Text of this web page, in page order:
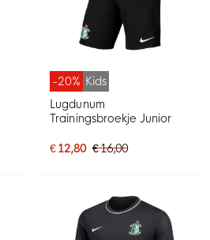
-20% Kids
Lugdunum
Trainingsbroekje Junior
€ 12,80 € 16,00